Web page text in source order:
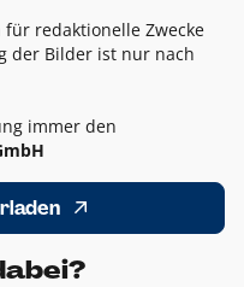
redaktionelle Zwecke
der Bilder ist nur nach
immer den